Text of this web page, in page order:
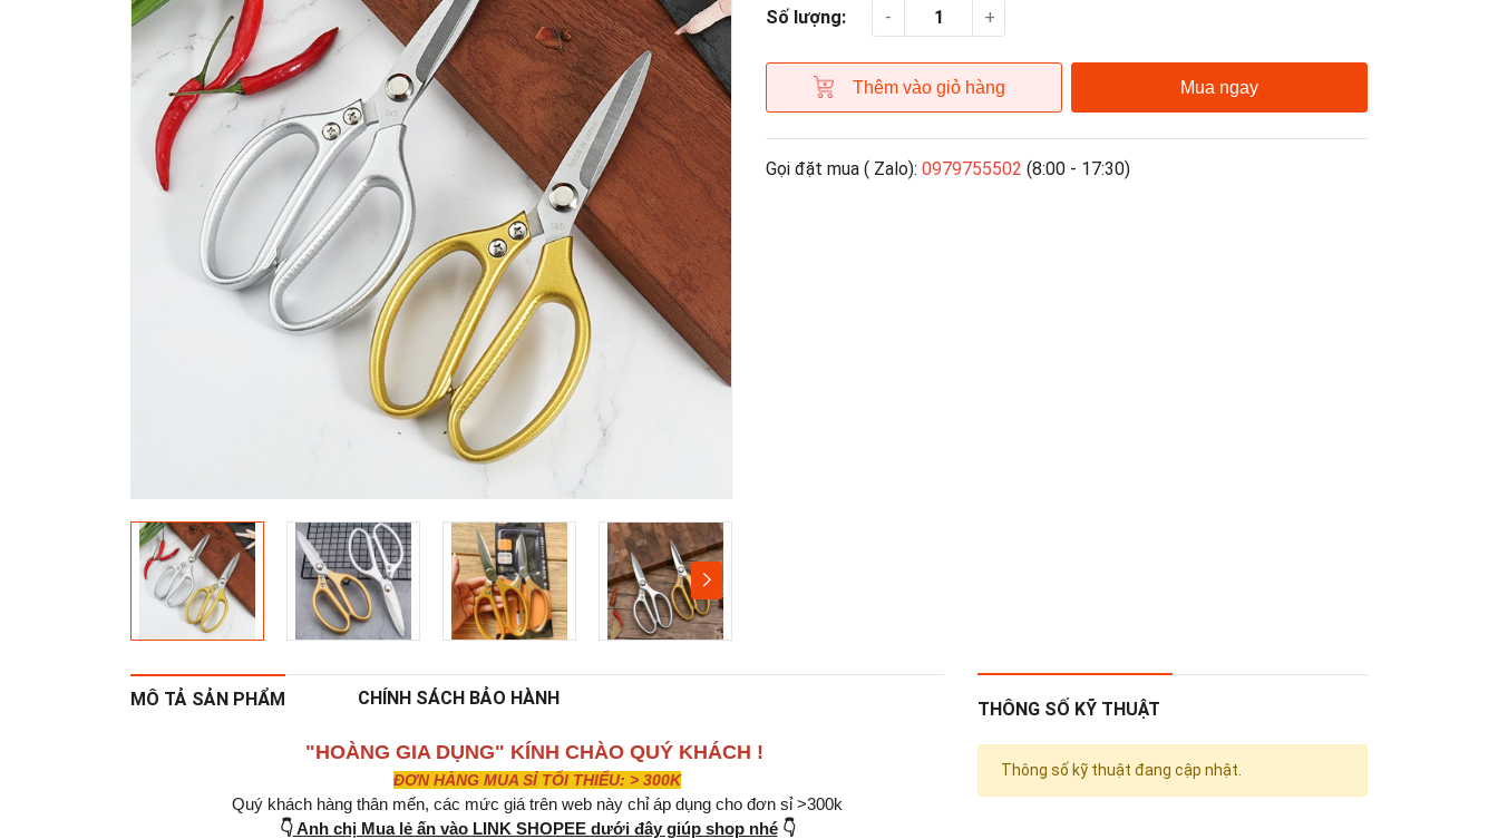
Số lượng: - +
Thêm vào giỏ hàng Mua ngay
Gọi đặt mua ( Zalo): 0979755502 (8:00 - 17:30)
MÔ TẢ SẢN PHẨM CHÍNH SÁCH BẢO HÀNH
"HOÀNG GIA DỤNG" KÍNH CHÀO QUÝ KHÁCH !
ĐƠN HÀNG MUA SỈ TỐI THIỂU: > 300K
Quý khách hàng thân mến, các mức giá trên web này chỉ áp dụng cho đơn sỉ >300k
👇Anh chị Mua lẻ ấn vào LINK SHOPEE dưới đây giúp shop nhé👇
THÔNG SỐ KỸ THUẬT
Thông số kỹ thuật đang cập nhật.